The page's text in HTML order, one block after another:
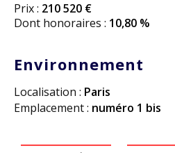
Prix : 210 520 €
Dont honoraires : 10,80 %
Environnement
Localisation : Paris
Emplacement : numéro 1 bis